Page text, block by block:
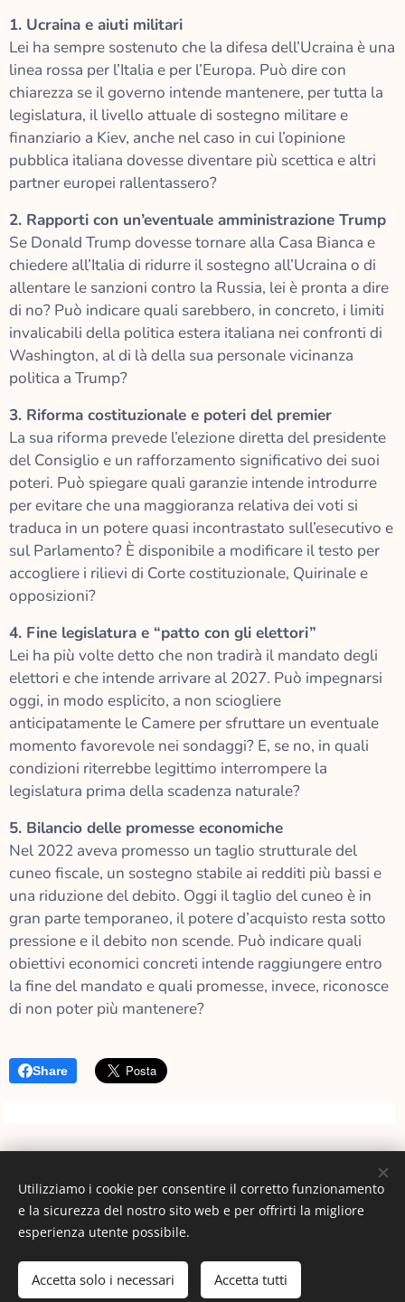
1. Ucraina e aiuti militari
Lei ha sempre sostenuto che la difesa dell’Ucraina è una
linea rossa per l’Italia e per l’Europa. Può dire con
chiarezza se il governo intende mantenere, per tutta la
legislatura, il livello attuale di sostegno militare e
finanziario a Kiev, anche nel caso in cui l’opinione
pubblica italiana dovesse diventare più scettica e altri
partner europei rallentassero?
2. Rapporti con un’eventuale amministrazione Trump
Se Donald Trump dovesse tornare alla Casa Bianca e
chiedere all’Italia di ridurre il sostegno all’Ucraina o di
allentare le sanzioni contro la Russia, lei è pronta a dire
di no? Può indicare quali sarebbero, in concreto, i limiti
invalicabili della politica estera italiana nei confronti di
Washington, al di là della sua personale vicinanza
politica a Trump?
3. Riforma costituzionale e poteri del premier
La sua riforma prevede l’elezione diretta del presidente
del Consiglio e un rafforzamento significativo dei suoi
poteri. Può spiegare quali garanzie intende introdurre
per evitare che una maggioranza relativa dei voti si
traduca in un potere quasi incontrastato sull’esecutivo e
sul Parlamento? È disponibile a modificare il testo per
accogliere i rilievi di Corte costituzionale, Quirinale e
opposizioni?
4. Fine legislatura e “patto con gli elettori”
Lei ha più volte detto che non tradirà il mandato degli
elettori e che intende arrivare al 2027. Può impegnarsi
oggi, in modo esplicito, a non sciogliere
anticipatamente le Camere per sfruttare un eventuale
momento favorevole nei sondaggi? E, se no, in quali
condizioni riterrebbe legittimo interrompere la
legislatura prima della scadenza naturale?
5. Bilancio delle promesse economiche
Nel 2022 aveva promesso un taglio strutturale del
cuneo fiscale, un sostegno stabile ai redditi più bassi e
una riduzione del debito. Oggi il taglio del cuneo è in
gran parte temporaneo, il potere d’acquisto resta sotto
pressione e il debito non scende. Può indicare quali
obiettivi economici concreti intende raggiungere entro
la fine del mandato e quali promesse, invece, riconosce
di non poter più mantenere?
Share
Immagini fornite da Pexels
Cookies
Lingue
Italiano
English
Utilizziamo i cookie per consentire il corretto funzionamento
e la sicurezza del nostro sito web e per offrirti la migliore
esperienza utente possibile.
Accetta solo i necessari Accetta tutti